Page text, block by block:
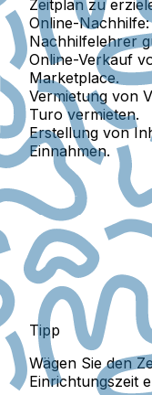
Zeitplan zu
Online-Nachhilfe:
Nachhilfelehrer
Online-Verkauf
Marketplace.
Vermietung von
Turo vermieten.
Erstellung von
Einnahmen.
Tipp
Wägen Sie den
Einrichtungszeit